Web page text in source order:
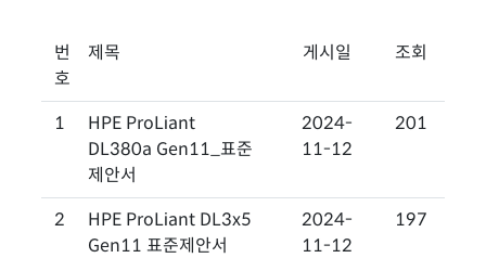
번
호
제목 게시일 조회
1
HPE ProLiant
DL380a Gen11_표준
제안서
2024-
11-12
201
2
HPE ProLiant DL3x5
Gen11 표준제안서
2024-
11-12
197